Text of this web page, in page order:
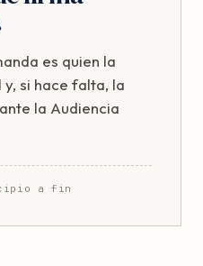
es quien la
si hace falta, la
la Audiencia
a fin